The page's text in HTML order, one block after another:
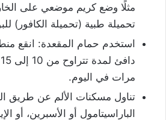
مثلًا وضع كريم موضعي على
تحميلة طبية (تحميلة الكافور)
استخدم حمام المقعدة: انقع
مرات في اليوم.
تناول مسكنات الألم عن طريق
الباراسيتامول أو الأسبرين، أو